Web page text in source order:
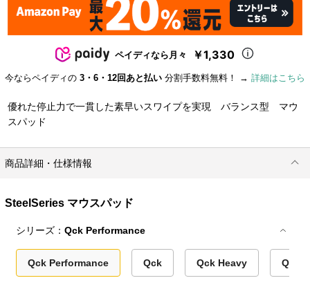
ペイディなら月々 ￥1,330
今ならペイディの 3・6・12回あと払い 分割手数料無料！ → 詳細はこちら
優れた停止力で一貫した素早いスワイプを実現 バランス型 マウ
スパッド
商品詳細・仕様情報
SteelSeries マウスパッド
シリーズ：Qck Performance
Qck Performance Qck Qck Heavy Qck